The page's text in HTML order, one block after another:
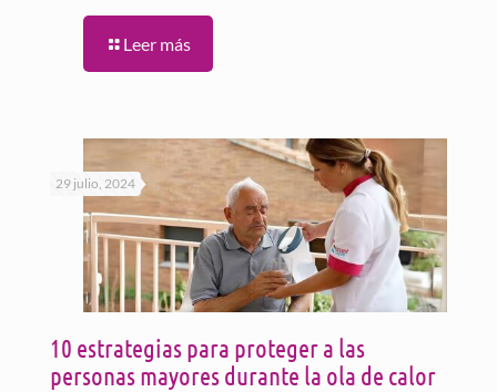
Leer más
29 julio, 2024
10 estrategias para proteger a las
personas mayores durante la ola de calor